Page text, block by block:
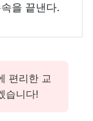
을 끝낸다.
편리한 교
습니다!